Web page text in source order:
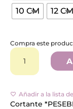
10 CM
12 CM
Compra este
Cortante
*PESEBRE*
3
t
e
Añadir a la lista
Cortante